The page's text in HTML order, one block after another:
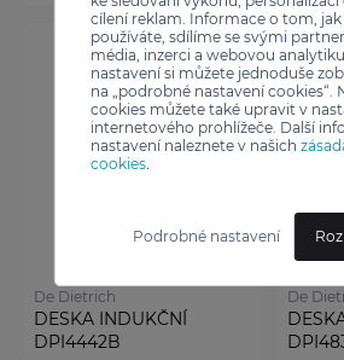
cílení reklam. Informace o tom,
používáte, sdílíme se svými
média, inzerci a webovou
nastavení si můžete jednoduše
na „podrobné nastavení cookies“.
cookies můžete také upravit v
internetového prohlížeče. Další
nastavení naleznete v našich
cookies.
Podrobné nastavení
De Dietrich
DESKA INDUKČNÍ
DPI4442B
De